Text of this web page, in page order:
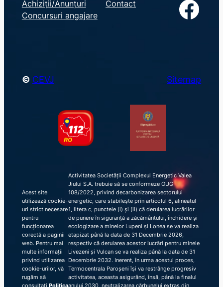
r
c
Achiziții/Anunțuri
Concursuri angajare
Contact
Facebook
© CEVJ Sitemap
Acest site
utilizează cookie-
uri strict necesare
pentru
funcționarea
corectă a paginii
web. Pentru mai
multe informații
privind utilizarea
cookie-urilor, vă
rugăm să
consultați Politica
Activitatea Societății Complexul Energetic Valea
Jiului S.A. trebuie să se conformeze OUG
108/2022, privind decarbonizarea sectorului
energetic, care stabilește prin articolul 6, alineatul
1, litera c, punctele (i) și (ii) că derularea lucrărilor
de punere în siguranță a zăcământului, închidere și
ecologizare a minelor Lupeni și Lonea se va realiza
etapizat până la data de 31 Decembrie 2026,
respectiv că derularea acestor lucrări pentru minele
Livezeni și Vulcan se va realiza până la data de 31
Decembrie 2032. Inerent, în urma acestui proces,
Termocentrala Paroșeni își va restrânge progresiv
activitatea, aceasta asigurând, însă, până la finalul
anului 2030, neutralizarea cărbunelui extras din